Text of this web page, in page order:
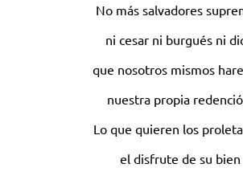
No más salvadores
ni cesar ni burgués ni
que nosotros mismos
nuestra propia
Lo que quieren los
el disfrute de su bien